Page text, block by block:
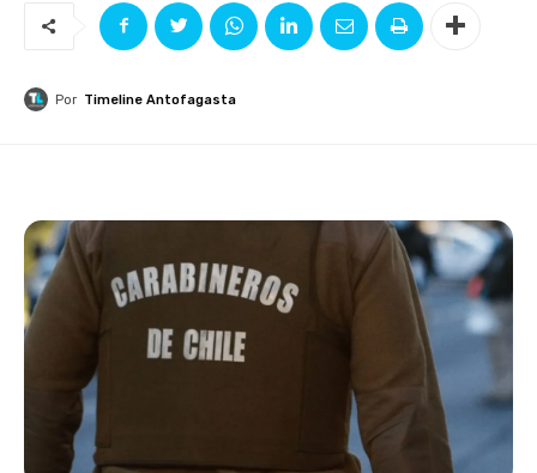
Por Timeline Antofagasta